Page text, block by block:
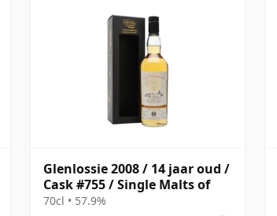
Glenlossie 2008 / 14 jaar oud /
Cask #755 / Single Malts of
70cl • 57.9%